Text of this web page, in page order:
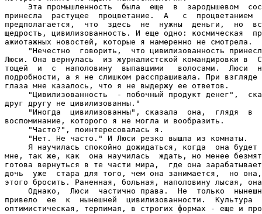
Эта промышленность  была  еще  в  зародышевом
принесла  растущее  процветание.  А   с
предполагается,  что  здесь  не  нужны  деньги,  но
щедрость, цивилизованность. И еще одно: космическая
ажиотажных новостей, которые я намеренно не смотрела.
"Нечестно  говорить,  что цивилизованность
Люси. Она вернулась  из журналистской командировки в
тощей  и  с  наполовину  выпавшими   волосами.  Люси
подробности, а я не слишком расспрашивала. При взгляде
глаза мне казалось, что я не выдержу ее ответов.
"Цивилизованность  - побочный продукт денег",
друг другу не цивилизованны."
"Иногда  цивилизованны", сказала  она,  глядя  в
воспоминание, которого я не могла и вообразить.
     "Часто?", поинтересовалась я.
     "Нет. Не часто." И Люси резко вышла из комнаты.
Я научилась спокойно дожидаться, когда  она будет
мне, так же, как  она научилась  ждать, но менее
готова вернуться в те части мира,  где она
дочь  уже  стара для того, чем она занимается,  но
этого бросить. Раненная, больная, наполовину лысая,
Однако,  Люси  частично права.  Не  только
привело  ее  к  нынешней  цивилизованности.  Культура
оптимистическая, терпимая, в строгих формах - еще и